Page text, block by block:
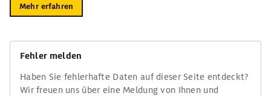
Mehr erfahren
Fehler melden
Haben Sie fehlerhafte Daten auf dieser Seite entdeckt?
Wir freuen uns über eine Meldung von Ihnen und